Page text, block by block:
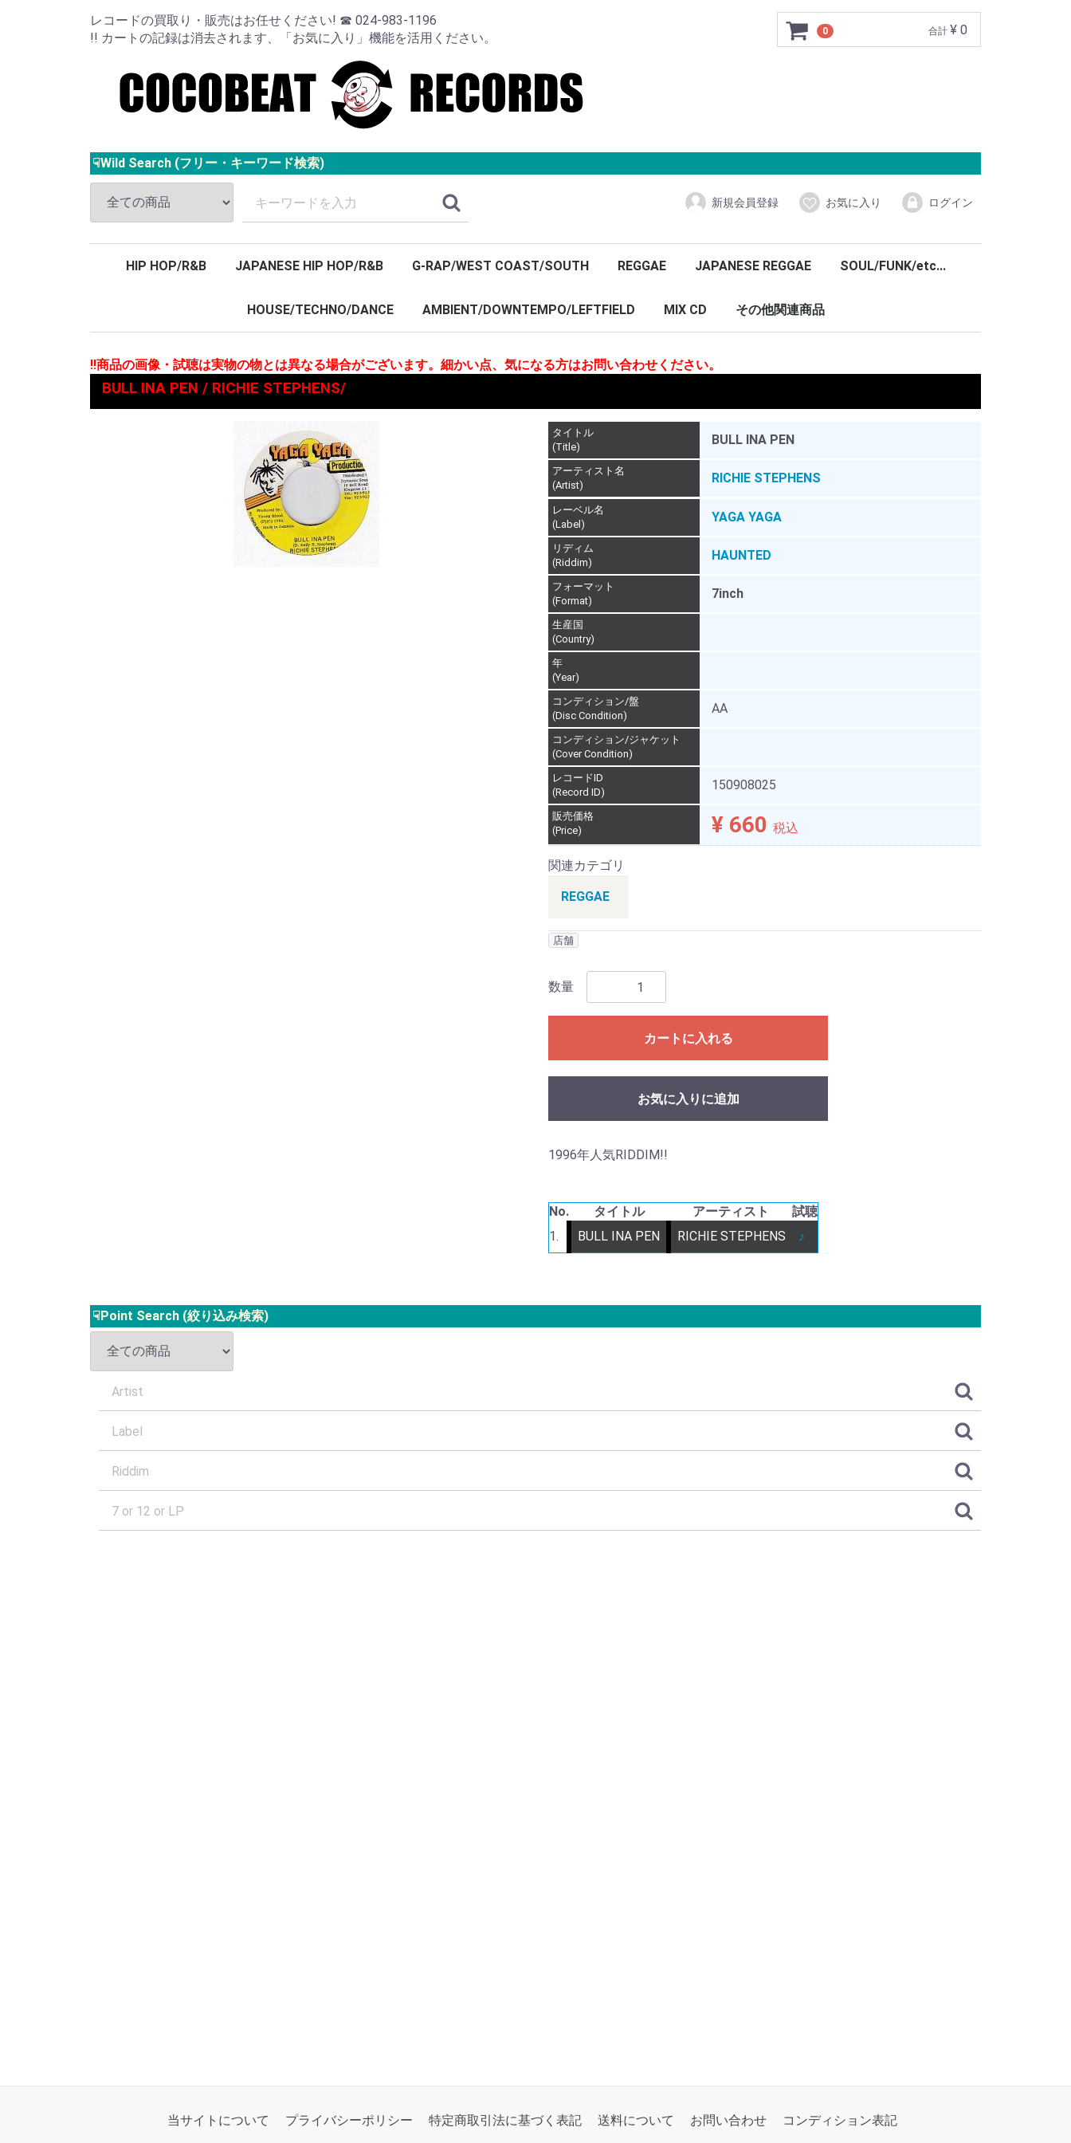
レコードの買取り・販売はお任せください! ☎ 024-983-1196
!! カートの記録は消去されます、「お気に入り」機能を活用ください。
0 合計 ¥ 0
☟Wild Search (フリー・キーワード検索)
新規会員登録 お気に入り ログイン
HIP HOP/R&B JAPANESE HIP HOP/R&B G-RAP/WEST COAST/SOUTH REGGAE JAPANESE REGGAE SOUL/FUNK/etc...
HOUSE/TECHNO/DANCE AMBIENT/DOWNTEMPO/LEFTFIELD MIX CD その他関連商品
!!商品の画像・試聴は実物の物とは異なる場合がございます。細かい点、気になる方はお問い合わせください。
BULL INA PEN / RICHIE STEPHENS/
タイトル
(Title)
BULL INA PEN
アーティスト名
(Artist)
RICHIE STEPHENS
レーベル名
(Label)
YAGA YAGA
リディム
(Riddim)
HAUNTED
フォーマット
(Format)
7inch
生産国
(Country)
年
(Year)
コンディション/盤
(Disc Condition)
AA
コンディション/ジャケット
(Cover Condition)
レコードID
(Record ID)
150908025
販売価格
(Price)
¥ 660 税込
関連カテゴリ
REGGAE
店舗
数量
カートに入れる
お気に入りに追加
1996年人気RIDDIM!!
No. タイトル アーティスト
試聴
1.
BULL INA PEN RICHIE STEPHENS ♪
☟Point Search (絞り込み検索)
当サイトについて プライバシーポリシー 特定商取引法に基づく表記 送料について お問い合わせ コンディション表記